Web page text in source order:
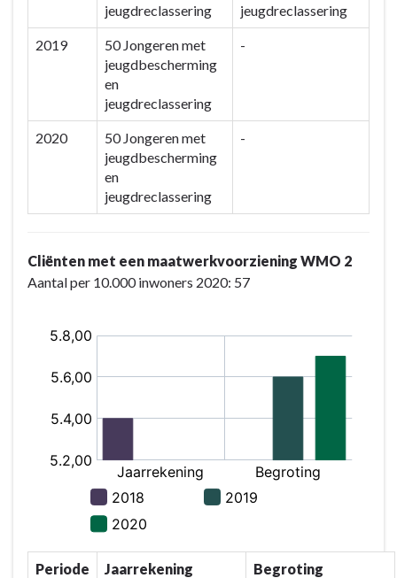
jeugdreclassering
jeugdreclassering
2019
50 Jongeren met
jeugdbescherming
en
jeugdreclassering
-
2020
50 Jongeren met
jeugdbescherming
en
jeugdreclassering
-
Cliënten met een maatwerkvoorziening WMO 2
Aantal per 10.000 inwoners 2020: 57
Periode Jaarrekening Begroting